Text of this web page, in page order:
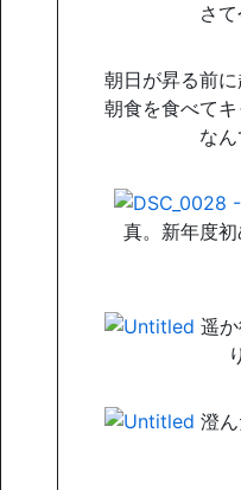
さ
朝日が昇る前
朝食を食べてキ
な
真。新年度
遥
澄